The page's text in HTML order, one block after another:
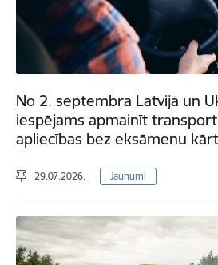
No 2. septembra Latvijā un
iespējams apmainīt
apliecības bez eksāmenu
29.07.2026. Jaunumi